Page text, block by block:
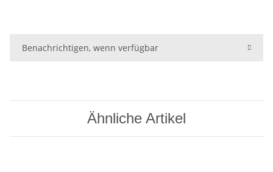
Benachrichtigen, wenn verfügbar
Ähnliche Artikel